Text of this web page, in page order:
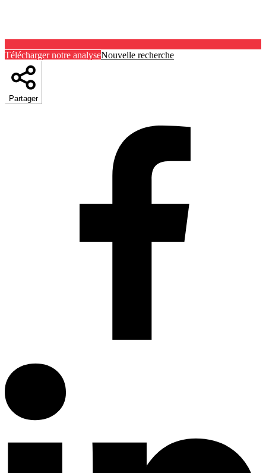
Télécharger notre analyseNouvelle recherche
Partager